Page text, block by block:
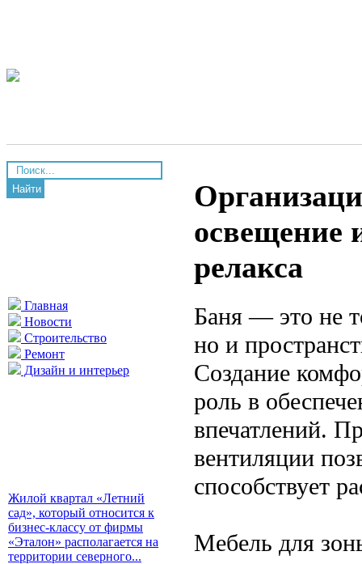
Найти
Главная
Новости
Строительство
Ремонт
Дизайн и интерьер
Жилой квартал «Летний
сад», который относится к
бизнес-классу от фирмы
«Эталон» располагается на
территории северного...
освещение
релакса
Баня — это не
но и
Создание
роль в
впечатлений.
вентиляции
способствует
Мебель для